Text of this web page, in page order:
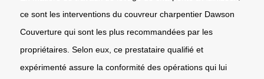
ce sont les interventions du couvreur charpentier Dawson
Couverture qui sont les plus recommandées par les
propriétaires. Selon eux, ce prestataire qualifié et
expérimenté assure la conformité des opérations qui lui